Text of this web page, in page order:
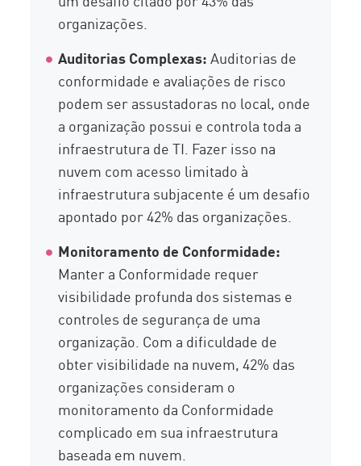
organizações.
Auditorias Complexas:Auditorias de
conformidade e avaliações de risco
podem ser assustadoras no local, onde
a organização possui e controla toda a
infraestrutura de TI. Fazer isso na
nuvem com acesso limitado à
infraestrutura subjacente é um desafio
apontado por 42% das organizações.
Monitoramento de Conformidade:
Manter a Conformidade requer
visibilidade profunda dos sistemas e
controles de segurança de uma
organização. Com a dificuldade de
obter visibilidade na nuvem, 42% das
organizações consideram o
monitoramento da Conformidade
complicado em sua infraestrutura
baseada em nuvem.